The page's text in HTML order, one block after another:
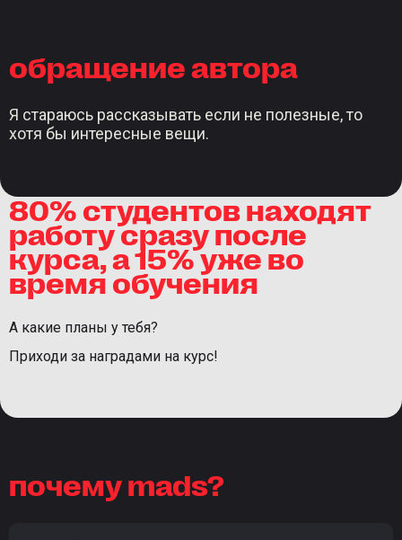
обращение автора
Я стараюсь рассказывать если не полезные, то
хотя бы интересные вещи.
80% студентов находят
работу сразу после
курса, а 15% уже во
время обучения
А какие планы у тебя?
Приходи за наградами на курс!
почему mads?